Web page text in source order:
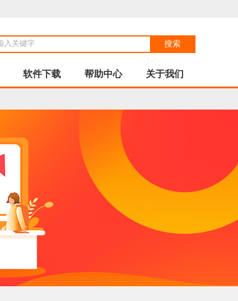
搜索
软件下载 帮助中心 关于我们